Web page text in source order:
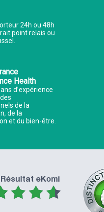
24h ou 48h
point relais ou
Health
d’expérience
de la
de la
et du bien-être.
Résultat eKomi
service